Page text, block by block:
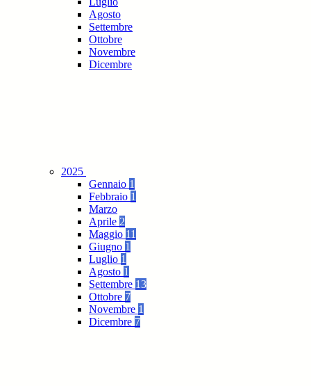
Agosto
Settembre
Ottobre
Novembre
Dicembre
2025
Gennaio 1
Febbraio 1
Marzo
Aprile 2
Maggio 11
Giugno 1
Luglio 1
Agosto 1
Settembre 13
Ottobre 7
Novembre 1
Dicembre 7